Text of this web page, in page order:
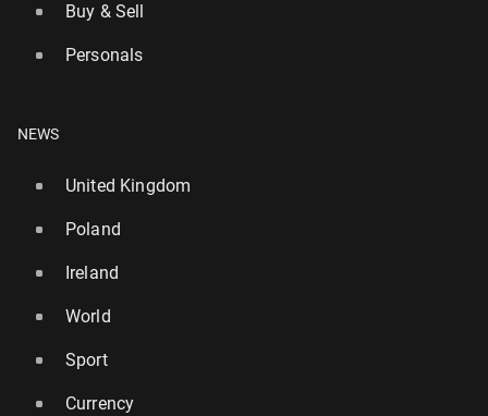
Buy & Sell
Personals
NEWS
United Kingdom
Poland
Ireland
World
Sport
Currency